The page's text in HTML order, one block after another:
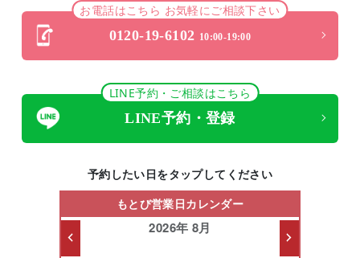
お電話はこちら お気軽にご相談下さい
0120-19-6102 10:00-19:00
LINE予約・ご相談はこちら
LINE予約・登録
予約したい日をタップしてください
もとび営業日カレンダー
2026年 8月